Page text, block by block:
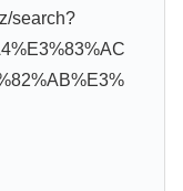
search?